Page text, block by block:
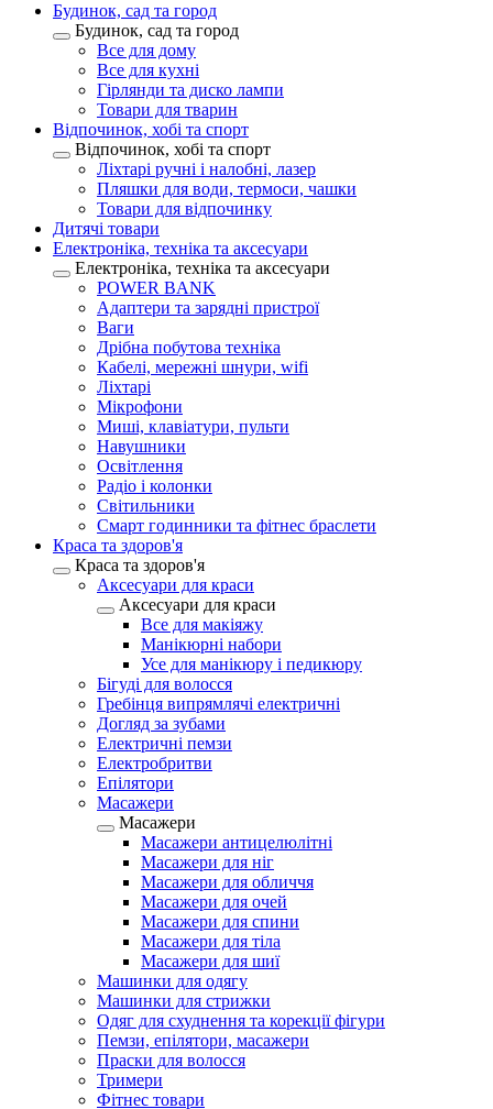
Будинок, сад та город
Будинок, сад та город
Все для дому
Все для кухні
Гірлянди та диско лампи
Товари для тварин
Відпочинок, хобі та спорт
Відпочинок, хобі та спорт
Ліхтарі ручні і налобні, лазер
Пляшки для води, термоси, чашки
Товари для відпочинку
Дитячі товари
Електроніка, техніка та аксесуари
Електроніка, техніка та аксесуари
POWER BANK
Адаптери та зарядні пристрої
Ваги
Дрібна побутова техніка
Кабелі, мережні шнури, wifi
Ліхтарі
Мікрофони
Миші, клавіатури, пульти
Навушники
Освітлення
Радіо і колонки
Світильники
Смарт годинники та фітнес браслети
Краса та здоров'я
Краса та здоров'я
Аксесуари для краси
Аксесуари для краси
Все для макіяжу
Манікюрні набори
Усе для манікюру і педикюру
Бігуді для волосся
Гребінця випрямлячі електричні
Догляд за зубами
Електричні пемзи
Електробритви
Епілятори
Масажери
Масажери
Масажери антицелюлітні
Масажери для ніг
Масажери для обличчя
Масажери для очей
Масажери для спини
Масажери для тіла
Масажери для шиї
Машинки для одягу
Машинки для стрижки
Одяг для схуднення та корекції фігури
Пемзи, епілятори, масажери
Праски для волосся
Тримери
Фітнес товари